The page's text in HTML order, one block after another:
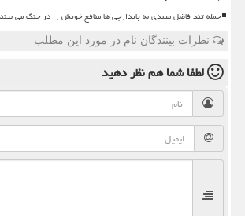
حمله تند فاضل میبدی به پایدارچی ها منافع خویش را در جنگ می
نظرات بینندگان نام در مورد این مطلب
لطفا شما همنظر دهید